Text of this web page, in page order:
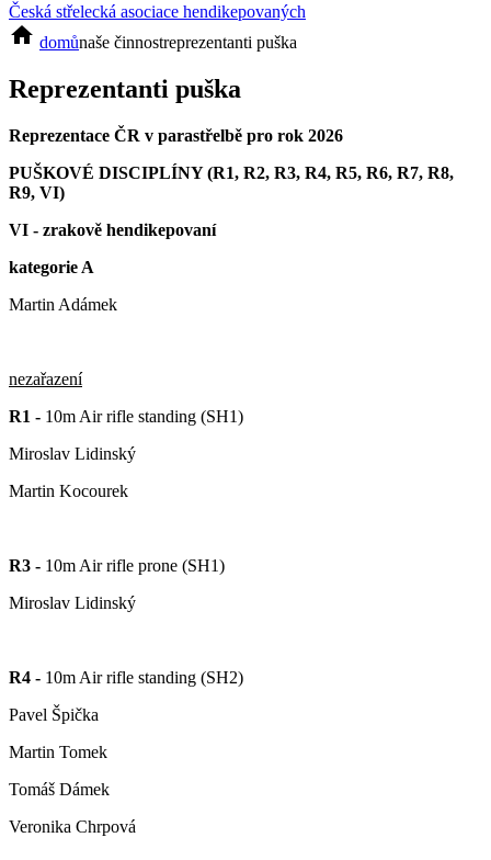
Česká střelecká asociace hendikepovaných
home domůnaše činnostreprezentanti puška
Reprezentanti puška
Reprezentace ČR v parastřelbě pro rok 2026
PUŠKOVÉ DISCIPLÍNY (R1, R2, R3, R4, R5, R6, R7, R8,
R9, VI)
VI - zrakově hendikepovaní
kategorie A
Martin Adámek
nezařazení
R1 - 10m Air rifle standing (SH1)
Miroslav Lidinský
Martin Kocourek
R3 - 10m Air rifle prone (SH1)
Miroslav Lidinský
R4 - 10m Air rifle standing (SH2)
Pavel Špička
Martin Tomek
Tomáš Dámek
Veronika Chrpová